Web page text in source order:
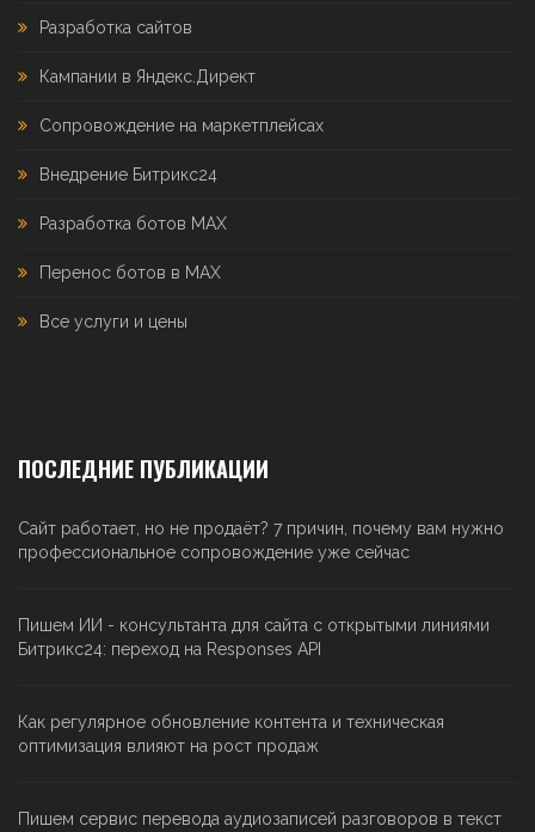
Разработка сайтов
Кампании в Яндекс.Директ
Сопровождение на маркетплейсах
Внедрение Битрикс24
Разработка ботов MAX
Перенос ботов в MAX
Все услуги и цены
ПОСЛЕДНИЕ ПУБЛИКАЦИИ
Сайт работает, но не продаёт? 7 причин, почему вам нужно
профессиональное сопровождение уже сейчас
Пишем ИИ - консультанта для сайта с открытыми линиями
Битрикс24: переход на Responses API
Как регулярное обновление контента и техническая
оптимизация влияют на рост продаж
Пишем сервис перевода аудиозаписей разговоров в текст